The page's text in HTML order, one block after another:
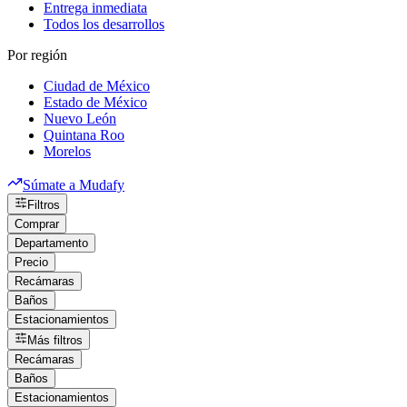
Entrega inmediata
Todos los desarrollos
Por región
Ciudad de México
Estado de México
Nuevo León
Quintana Roo
Morelos
Súmate a Mudafy
Filtros
Comprar
Departamento
Precio
Recámaras
Baños
Estacionamientos
Más filtros
Recámaras
Baños
Estacionamientos